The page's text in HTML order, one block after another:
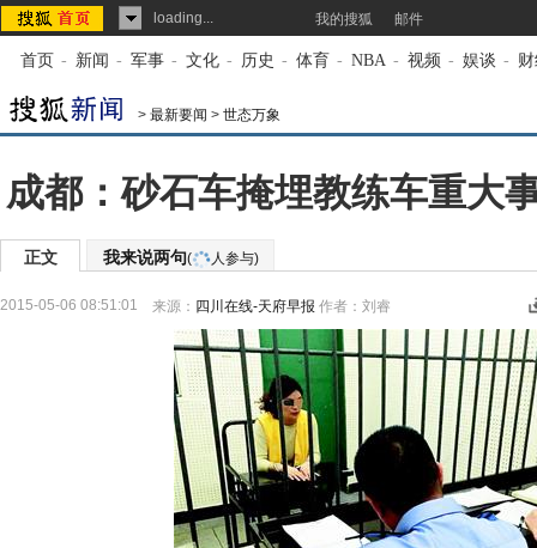
loading... 我的搜狐 邮件
首页 - 新闻 - 军事 - 文化 - 历史 - 体育 - NBA - 视频 - 娱谈 -
> 最新要闻 > 世态万象
成都：砂石车掩埋教练车重大
正文 我来说两句( 人参与)
2015-05-06 08:51:01 来源： 四川在线-天府早报 作者：刘睿